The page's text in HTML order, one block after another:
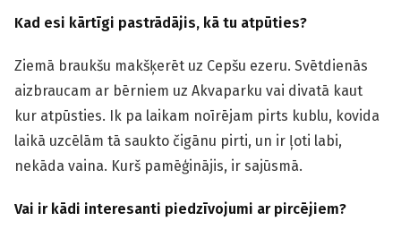
Kad esi kārtīgi pastrādājis, kā tu atpūties?
Ziemā braukšu makšķerēt uz Cepšu ezeru. Svētdienās
aizbraucam ar bērniem uz Akvaparku vai divatā kaut
kur atpūsties. Ik pa laikam noīrējam pirts kublu, kovida
laikā uzcēlām tā saukto čigānu pirti, un ir ļoti labi,
nekāda vaina. Kurš pamēģinājis, ir sajūsmā.
Vai ir kādi interesanti piedzīvojumi ar pircējiem?